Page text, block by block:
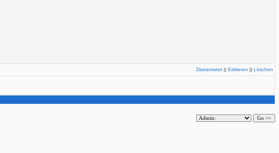
Zitatantwort || Editieren || Löschen